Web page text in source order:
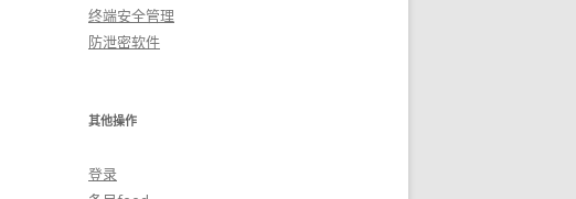
终端安全管理
防泄密软件
其他操作
登录